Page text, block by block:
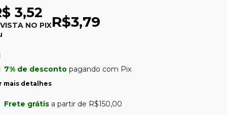
3,52
NO PIXR$3,79
7% de descontopagando com Pix
mais detalhes
Frete grátis a partir de R$150,00